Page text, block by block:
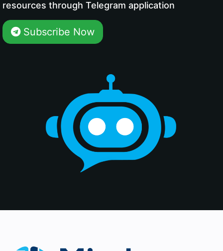
resources through Telegram application
Subscribe Now